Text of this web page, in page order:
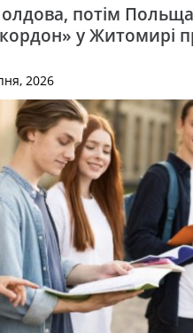
потім
у Житомирі
2026